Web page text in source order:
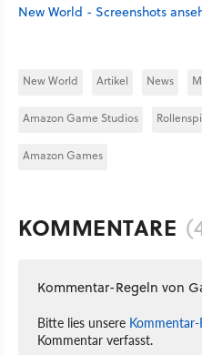
New World - Screenshots
New World Artikel News
Amazon Game Studios
Amazon Games
KOMMENTARE
Kommentar-Regeln von
Bitte lies unsere Kommentar-
Kommentar verfasst.